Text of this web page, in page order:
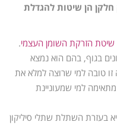
הן שיטות להגדלת
שיטת הזרקת השומן העצמי.
בגוף, בהם הוא נמצא
טובה למי שרוצה למלא את
למי שמעוניינת
בעזרת השתלת שתלי סיליקון